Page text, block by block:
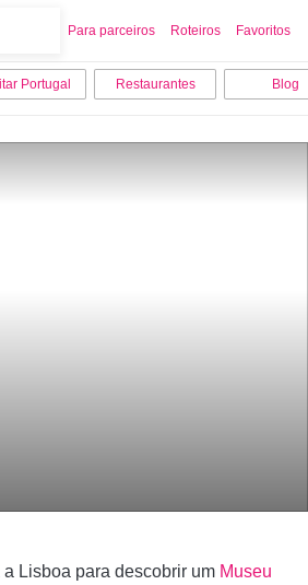
Para parceiros Roteiros Favoritos
Portugal Restaurantes Blog
Lisboa para descobrir um Museu